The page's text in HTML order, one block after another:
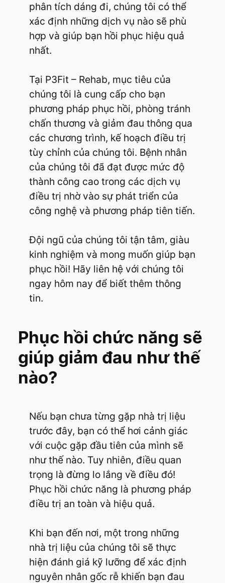
phân tích dáng đi, chúng tôi có thể
xác định những dịch vụ nào sẽ phù
hợp và giúp bạn hồi phục hiệu quả
nhất.
Tại P3Fit – Rehab, mục tiêu của
chúng tôi là cung cấp cho bạn
phương pháp phục hồi, phòng tránh
chấn thương và giảm đau thông qua
các chương trình, kế hoạch điều trị
tùy chỉnh của chúng tôi. Bệnh nhân
của chúng tôi đã đạt được mức độ
thành công cao trong các dịch vụ
điều trị nhờ vào sự phát triển của
công nghệ và phương pháp tiên tiến.
Đội ngũ của chúng tôi tận tâm, giàu
kinh nghiệm và mong muốn giúp bạn
phục hồi! Hãy liên hệ với chúng tôi
ngay hôm nay để biết thêm thông
tin.
Phục hồi chức năng sẽ
giúp giảm đau như thế
nào?
Nếu bạn chưa từng gặp nhà trị liệu
trước đây, bạn có thể hơi cảnh giác
với cuộc gặp đầu tiên của mình sẽ
như thế nào. Tuy nhiên, điều quan
trọng là đừng lo lắng về điều đó!
Phục hồi chức năng là phương pháp
điều trị an toàn và hiệu quả.
Khi bạn đến nơi, một trong những
nhà trị liệu của chúng tôi sẽ thực
hiện đánh giá kỹ lưỡng để xác định
nguyên nhân gốc rễ khiến bạn đau